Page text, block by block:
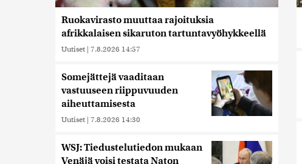
Ruokavirasto muuttaa rajoituksia
afrikkalaisen sikaruton tartuntavyöhykkeellä
Uutiset | 7.8.2026 14:57
Somejättejä vaaditaan
vastuuseen riippuvuuden
aiheuttamisesta
Uutiset | 7.8.2026 14:30
WSJ: Tiedustelutiedon mukaan
Venäjä voisi testata Naton